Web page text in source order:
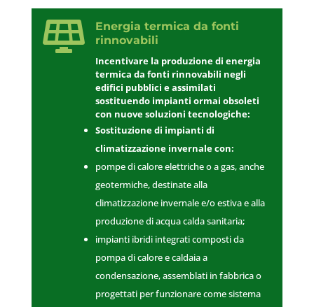

Energia termica da fonti
rinnovabili
Incentivare la produzione di energia
termica da fonti rinnovabili negli
edifici pubblici e assimilati
sostituendo impianti ormai obsoleti
con nuove soluzioni tecnologiche:
Sostituzione di impianti di
climatizzazione invernale con:
pompe di calore elettriche o a gas, anche
geotermiche, destinate alla
climatizzazione invernale e/o estiva e alla
produzione di acqua calda sanitaria;
impianti ibridi integrati composti da
pompa di calore e caldaia a
condensazione, assemblati in fabbrica o
progettati per funzionare come sistema